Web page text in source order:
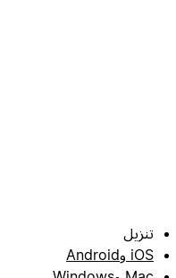
تنزيل
iOS وAndroid